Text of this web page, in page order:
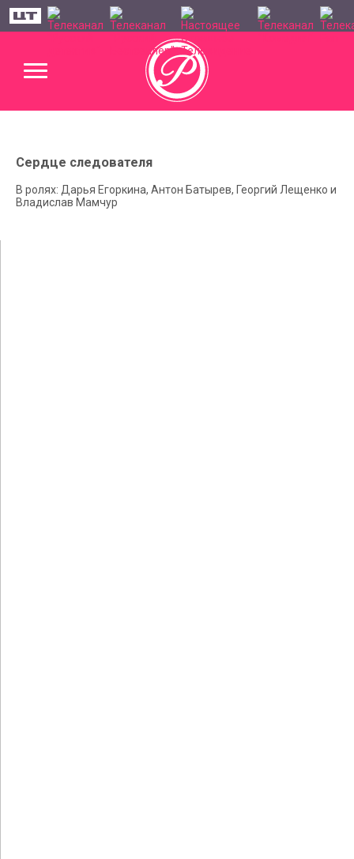
Сердце следователя
В ролях: Дарья Егоркина, Антон Батырев, Георгий Лещенко и
Владислав Мамчур